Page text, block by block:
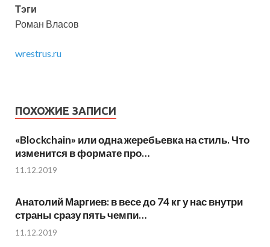
Тэги
Роман Власов
wrestrus.ru
ПОХОЖИЕ ЗАПИСИ
«Blockchain» или одна жеребьевка на стиль. Что
изменится в формате про…
11.12.2019
Анатолий Маргиев: в весе до 74 кг у нас внутри
страны сразу пять чемпи…
11.12.2019